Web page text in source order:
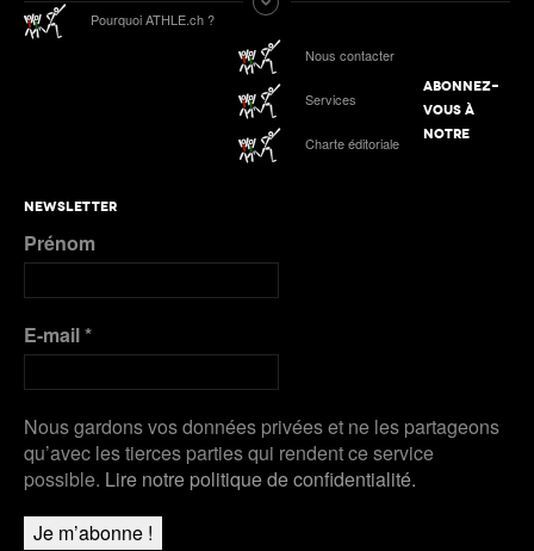
ATHLE.ch aux Mondiaux indoor 2025 à Nanjing :
tous les liens de notre suivi spécial
ATHLE.ch à l’Euro indoor 2025 à Apeldoorn
Tokyo 2025 | Le Podcast d’ATHLE.ch | Jour 9 :
Werro 6e de sa 1ère finale mondiale en plein air
Podcast n°4 : Grand Slam Track, grande
première à Kingston
Plus de Audios
Pourquoi ATHLE.ch ?
Nous contacter
Services
Charte éditoriale
ABONNEZ-
VOUS À
NOTRE
NEWSLETTER
Prénom
E-mail*
Nous gardons vos données privées et ne les partageons
qu’avec les tierces parties qui rendent ce service
possible. Lire notre politique de confidentialité.